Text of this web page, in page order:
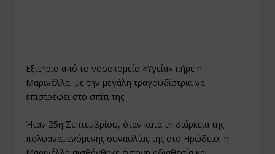
Εξιτήριο από το νοσοκομείο «Υγεία» πήρε η
Μαρινέλλα, με την μεγάλη τραγουδίστρια να
επιστρέφει στο σπίτι της.
Ήταν 25η Σεπτεμβρίου, όταν κατά τη διάρκεια της
πολυαναμενόμενης συναυλίας της στο Ηρώδειο, η